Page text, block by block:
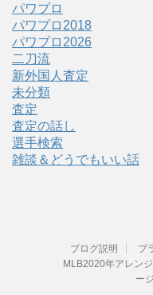
パワプロ
パワプロ2018
パワプロ2026
二刀流
新外国人査定
未分類
査定
査定の話し
選手検索
雑談＆どうでもいい話
ブログ説明 プ
MLB2020年アレン
ー